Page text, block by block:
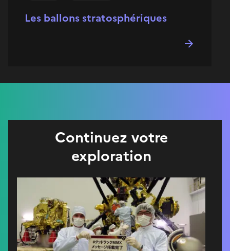
Les ballons stratosphériques
Continuez votre
exploration